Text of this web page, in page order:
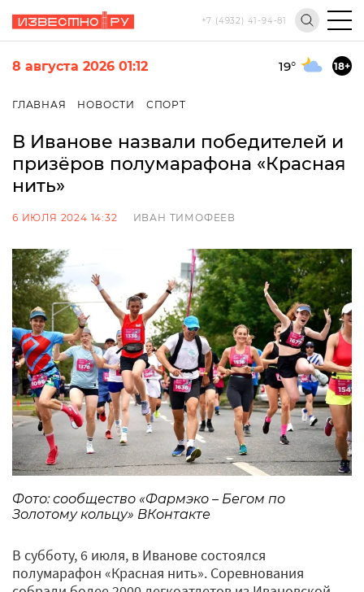
+7 (4932) 41-94-81
8 августа 2026 01:12 19° 18+
ГЛАВНАЯ НОВОСТИ СПОРТ
В Иванове назвали победителей и
призёров полумарафона «Красная
нить»
6 ИЮЛЯ 2024 14:32 ИВАН ТИМОФЕЕВ
Фото: сообщество «Фармэко – Бегом по
Золотому кольцу» ВКонтакте
В субботу, 6 июля, в Иванове состоялся
полумарафон «Красная нить». Соревнования